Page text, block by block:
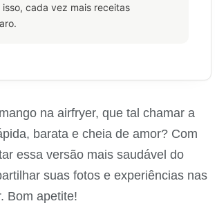
cada vez mais receitas
na airfryer, que tal chamar a
barata e cheia de amor? Com
essa versão mais saudável do
suas fotos e experiências nas
Bom apetite!